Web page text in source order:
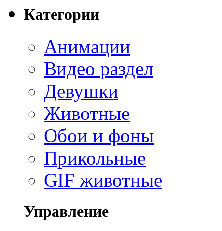
Категории
Анимации
Видео раздел
Девушки
Животные
Обои и фоны
Прикольные
GIF животные
Управление